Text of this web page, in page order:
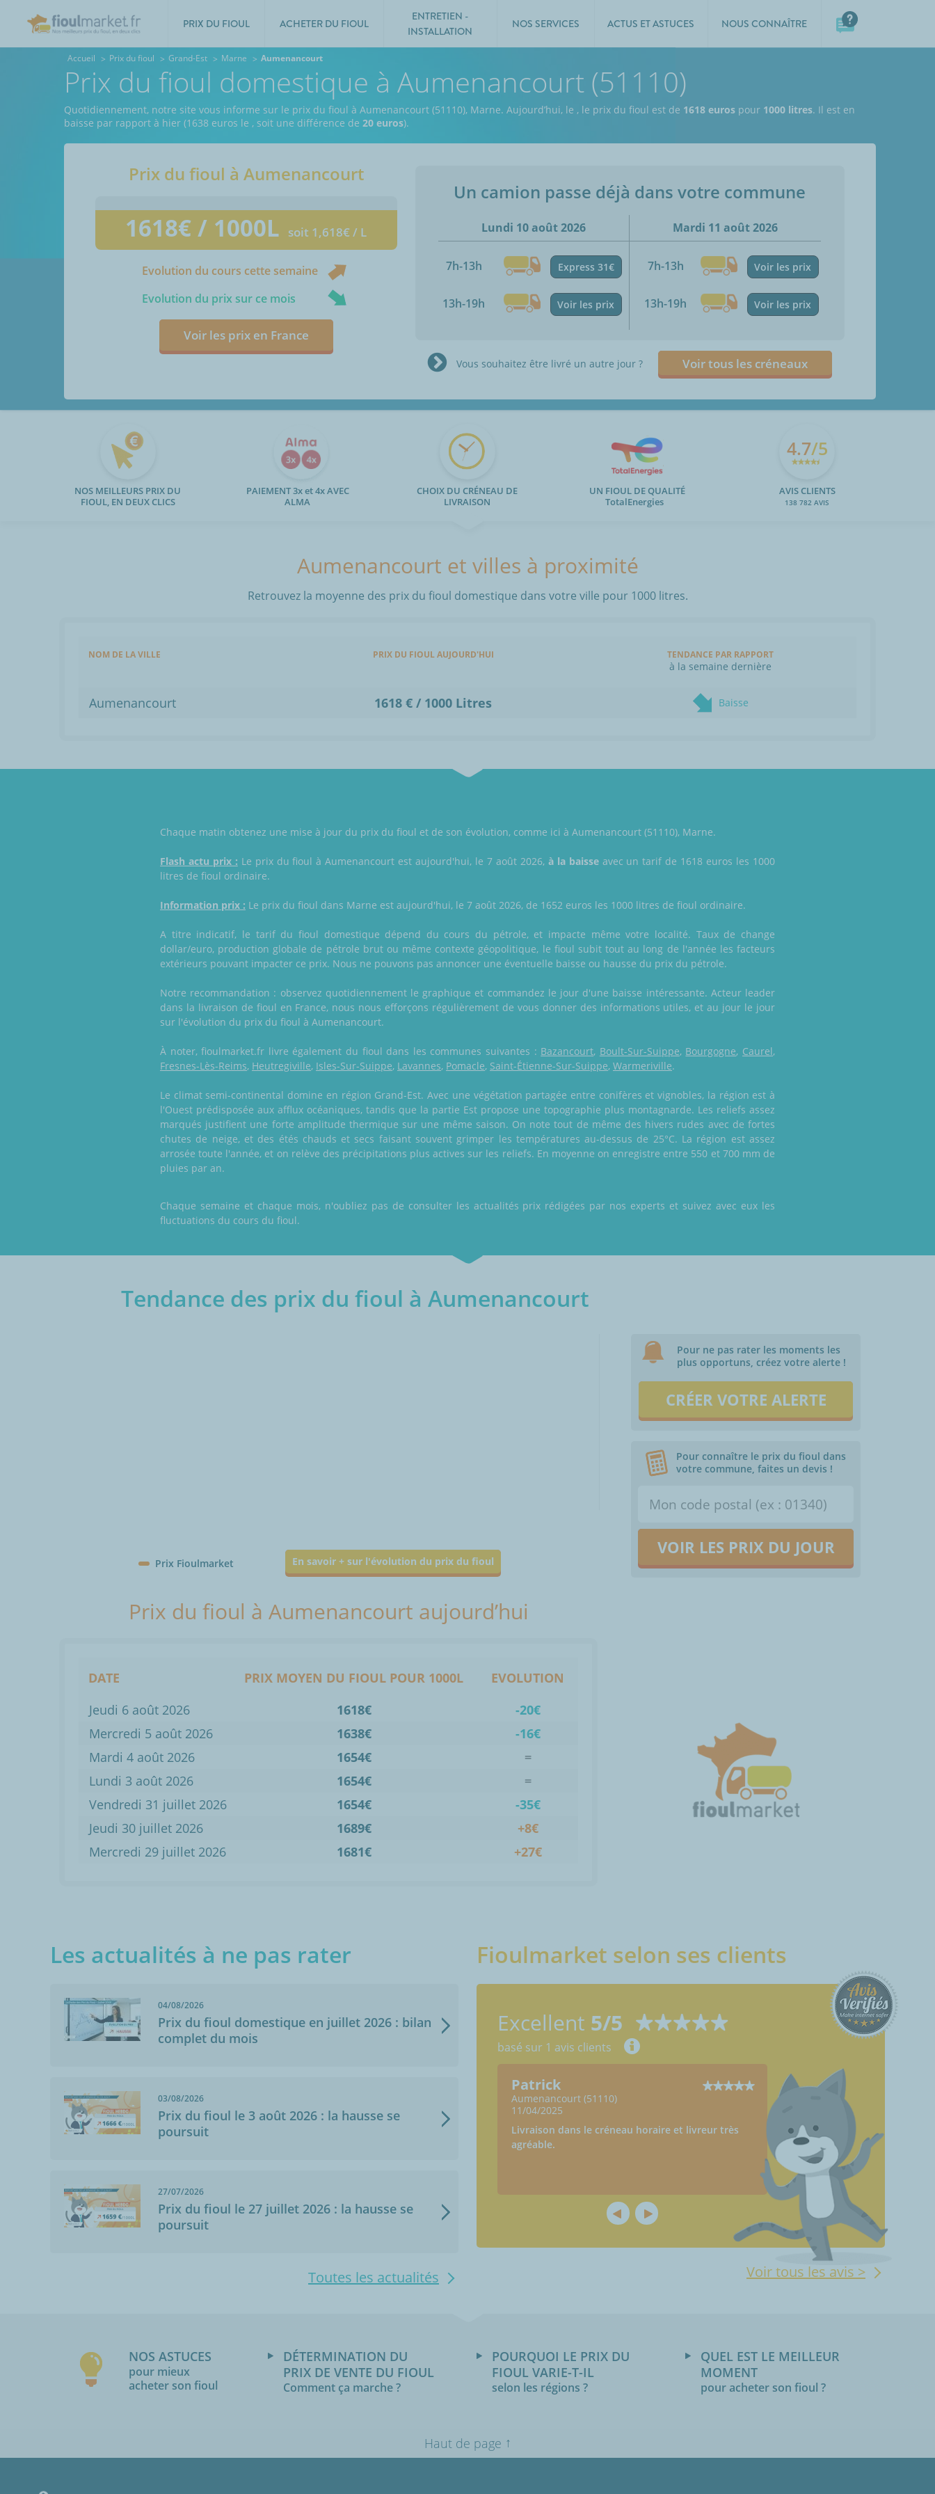
PRIX DU FIOUL ACHETER DU FIOUL
ENTRETIEN -
INSTALLATION
NOS SERVICES ACTUS ET ASTUCES NOUS CONNAÎTRE
Accueil Prix du fioul Grand-Est Marne Aumenancourt
Prix du fioul domestique à Aumenancourt (51110)
Quotidiennement, notre site vous informe sur le prix du fioul à Aumenancourt (51110), Marne. Aujourd’hui, le , le prix du fioul est de 1618 euros pour 1000 litres. Il est en
baisse par rapport à hier (1638 euros le , soit une différence de 20 euros).
Prix du fioul à Aumenancourt
1618€ / 1000L soit 1,618€ / L
Evolution du cours cette semaine
Evolution du prix sur ce mois
Voir les prix en France
Un camion passe déjà dans votre commune
Lundi 10 août 2026
7h-13h Express 31€
13h-19h Voir les prix
Mardi 11 août 2026
7h-13h Voir les prix
13h-19h Voir les prix
Vous souhaitez être livré un autre jour ? Voir tous les créneaux
NOS MEILLEURS PRIX DU
FIOUL, EN DEUX CLICS
PAIEMENT 3x et 4x AVEC
ALMA
CHOIX DU CRÉNEAU DE
LIVRAISON
UN FIOUL DE QUALITÉ
TotalEnergies
4.7/5
AVIS CLIENTS
138 782 AVIS
Aumenancourt et villes à proximité
Retrouvez la moyenne des prix du fioul domestique dans votre ville pour 1000 litres.
NOM DE LA VILLE PRIX DU FIOUL AUJOURD'HUI TENDANCE PAR RAPPORT
à la semaine dernière
Aumenancourt 1618 € / 1000 Litres Baisse
Chaque matin obtenez une mise à jour du prix du fioul et de son évolution, comme ici à Aumenancourt (51110), Marne.
Flash actu prix : Le prix du fioul à Aumenancourt est aujourd'hui, le 7 août 2026, à la baisseavec un tarif de 1618 euros les 1000
litres de fioul ordinaire.
Information prix : Le prix du fioul dans Marne est aujourd'hui, le 7 août 2026, de 1652 euros les 1000 litres de fioul ordinaire.
A titre indicatif, le tarif du fioul domestique dépend du cours du pétrole, et impacte même votre localité. Taux de change
dollar/euro, production globale de pétrole brut ou même contexte géopolitique, le fioul subit tout au long de l'année les facteurs
extérieurs pouvant impacter ce prix. Nous ne pouvons pas annoncer une éventuelle baisse ou hausse du prix du pétrole.
Notre recommandation : observez quotidiennement le graphique et commandez le jour d'une baisse intéressante. Acteur leader
dans la livraison de fioul en France, nous nous efforçons régulièrement de vous donner des informations utiles, et au jour le jour
sur l'évolution du prix du fioul à Aumenancourt.
À noter, fioulmarket.fr livre également du fioul dans les communes suivantes : Bazancourt, Boult-Sur-Suippe, Bourgogne, Caurel,
Fresnes-Lès-Reims, Heutregiville, Isles-Sur-Suippe, Lavannes, Pomacle, Saint-Étienne-Sur-Suippe, Warmeriville.
Le climat semi-continental domine en région Grand-Est. Avec une végétation partagée entre conifères et vignobles, la région est à
l'Ouest prédisposée aux afflux océaniques, tandis que la partie Est propose une topographie plus montagnarde. Les reliefs assez
marqués justifient une forte amplitude thermique sur une même saison. On note tout de même des hivers rudes avec de fortes
chutes de neige, et des étés chauds et secs faisant souvent grimper les températures au-dessus de 25°C. La région est assez
arrosée toute l'année, et on relève des précipitations plus actives sur les reliefs. En moyenne on enregistre entre 550 et 700 mm de
pluies par an.
Chaque semaine et chaque mois, n'oubliez pas de consulter les actualités prix rédigées par nos experts et suivez avec eux les
fluctuations du cours du fioul.
Tendance des prix du fioul à Aumenancourt
Prix Fioulmarket En savoir + sur l'évolution du prix du fioul
Pour ne pas rater les moments les
plus opportuns, créez votre alerte !
CRÉER VOTRE ALERTE
Pour connaître le prix du fioul dans
votre commune, faites un devis !
VOIR LES PRIX DU JOUR
Prix du fioul à Aumenancourt aujourd’hui
DATE PRIX MOYEN DU FIOUL POUR 1000L
EVOLUTION
Jeudi 6 août 2026
1618€
-20€
Mercredi 5 août 2026
1638€
-16€
Mardi 4 août 2026
1654€
=
Lundi 3 août 2026
1654€
=
Vendredi 31 juillet 2026
1654€
-35€
Jeudi 30 juillet 2026
1689€
+8€
Mercredi 29 juillet 2026
1681€ +27€
Les actualités à ne pas rater
04/08/2026
Prix du fioul domestique en juillet 2026 : bilan
complet du mois
03/08/2026
Prix du fioul le 3 août 2026 : la hausse se
poursuit
27/07/2026
Prix du fioul le 27 juillet 2026 : la hausse se
poursuit
Toutes les actualités
Fioulmarket selon ses clients
Excellent 5/5
basé sur 1 avis clients
Voir tous les avis >
Patrick
Aumenancourt (51110)
11/04/2025
Livraison dans le créneau horaire et livreur très
agréable.
NOS ASTUCES
pour mieux
acheter son fioul
DÉTERMINATION DU
PRIX DE VENTE DU FIOUL
Comment ça marche ?
POURQUOI LE PRIX DU
FIOUL VARIE-T-IL
selon les régions ?
QUEL EST LE MEILLEUR
MOMENT
pour acheter son fioul ?
Haut de page ↑